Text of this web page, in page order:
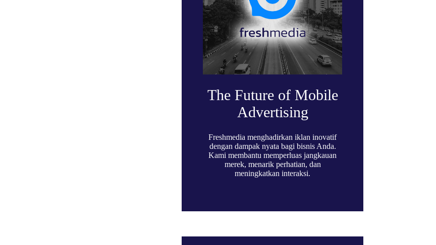
The Future of Mobile
Advertising
Freshmedia menghadirkan iklan inovatif
dengan dampak nyata bagi bisnis Anda.
Kami membantu memperluas jangkauan
merek, menarik perhatian, dan
meningkatkan interaksi.